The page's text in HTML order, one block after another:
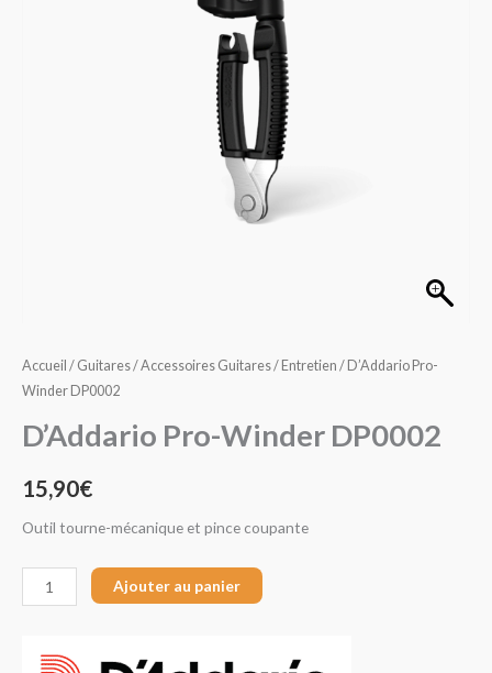
Accueil / Guitares/Accessoires Guitares/ Entretien / D’Addario Pro-
Winder DP0002
D’Addario Pro-Winder DP0002
15,90€
Outil tourne-mécanique et pince coupante
Ajouter au panier